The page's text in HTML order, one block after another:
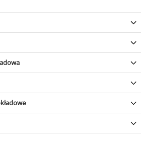
|GPS plotter w kokpicie|
w kokpicie|Wentylatory w kabinach
na zewnątrz (rufowy)|Elektryczna
|Lodówka|Stół w kokpicie
|Składany stół w salonie|Głośniki